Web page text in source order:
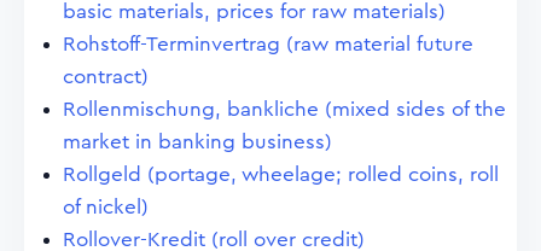
basic materials, prices for raw materials)
Rohstoff-Terminvertrag (raw material future
contract)
Rollenmischung, bankliche (mixed sides of the
market in banking business)
Rollgeld (portage, wheelage; rolled coins, roll
of nickel)
Rollover-Kredit (roll over credit)